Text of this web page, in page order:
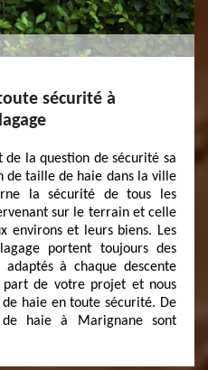
sécurité à
de la question de sécurité sa
taille de haie dans la ville
la sécurité de tous les
sur le terrain et celle
environs et leurs biens. Les
portent toujours des
à chaque descente
part de votre projet et nous
haie en toute sécurité. De
haie à Marignane sont